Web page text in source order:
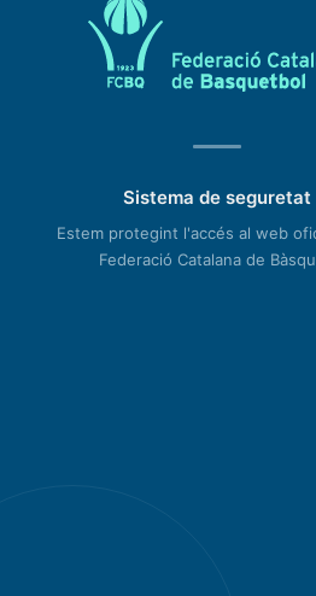
Sistema de seguretat
Estem protegint l'accés al web
Federació Catalana de